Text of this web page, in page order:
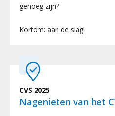
genoeg zijn?
Kortom: aan de slag!
CVS 2025
Nagenieten van het